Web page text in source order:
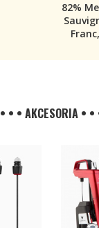
82%
• • • AKCESORIA • •